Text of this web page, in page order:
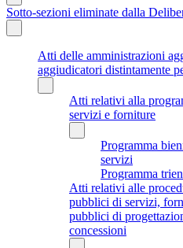
Sotto-sezioni eliminate dalla
Atti delle amministrazioni
aggiudicatori distintamente
Atti relativi alla
servizi e forniture
Programma
servizi
Programma
Atti relativi alle
pubblici di servizi,
pubblici di
concessioni